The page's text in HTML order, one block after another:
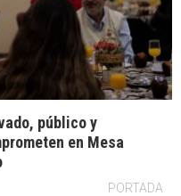
público y
en Mesa
PORTADA